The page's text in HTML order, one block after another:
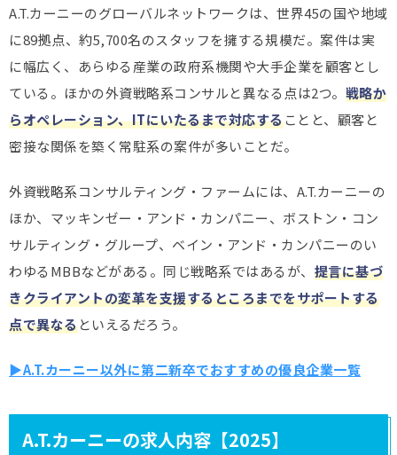
A.T.カーニーのグローバルネットワークは、世界45の国や地域
に89拠点、約5,700名のスタッフを擁する規模だ。案件は実
に幅広く、あらゆる産業の政府系機関や大手企業を顧客とし
ている。ほかの外資戦略系コンサルと異なる点は2つ。 戦略か
らオペレーション、ITにいたるまで対応することと、顧客と
密接な関係を築く常駐系の案件が多いことだ。
外資戦略系コンサルティング・ファームには、A.T.カーニーの
ほか、マッキンゼー・アンド・カンパニー、ボストン・コン
サルティング・グループ、ベイン・アンド・カンパニーのい
わゆるMBBなどがある。同じ戦略系ではあるが、 提言に基づ
きクライアントの変革を支援するところまでをサポートする
点で異なるといえるだろう。
▶A.T.カーニー以外に第二新卒でおすすめの優良企業一覧
A.T.カーニーの求人内容【2025】